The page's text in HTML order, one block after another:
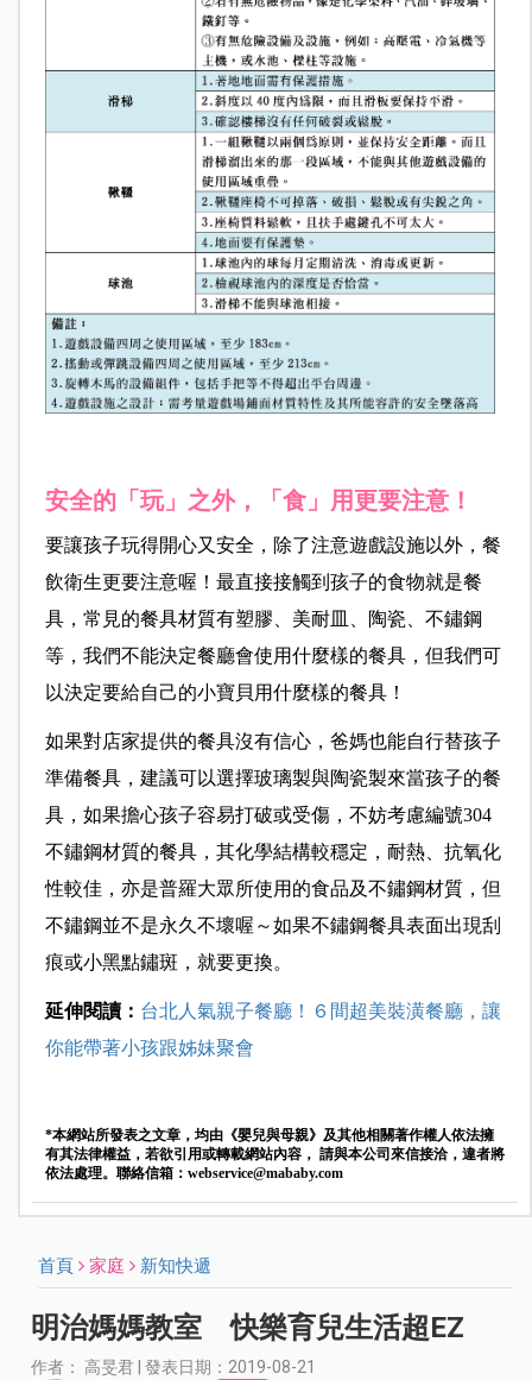
安全的「玩」之外，「食」用更要注意！
要讓孩子玩得開心又安全，除了注意遊戲設施以外，餐
飲衛生更要注意喔！最直接接觸到孩子的食物就是餐
具，常見的餐具材質有塑膠、美耐皿、陶瓷、不鏽鋼
等，我們不能決定餐廳會使用什麼樣的餐具，但我們可
以決定要給自己的小寶貝用什麼樣的餐具！
如果對店家提供的餐具沒有信心，爸媽也能自行替孩子
準備餐具，建議可以選擇玻璃製與陶瓷製來當孩子的餐
具，如果擔心孩子容易打破或受傷，不妨考慮編號304
不鏽鋼材質的餐具，其化學結構較穩定，耐熱、抗氧化
性較佳，亦是普羅大眾所使用的食品及不鏽鋼材質，但
不鏽鋼並不是永久不壞喔～如果不鏽鋼餐具表面出現刮
痕或小黑點鏽斑，就要更換。
延伸閱讀： 台北人氣親子餐廳！６間超美裝潢餐廳，讓
你能帶著小孩跟姊妹聚會
*本網站所發表之文章，均由《嬰兒與母親》及其他相關著作權人依法擁
有其法律權益，若欲引用或轉載網站內容， 請與本公司來信接洽，違者將
依法處理。聯絡信箱： webservice@mababy.com
首頁 家庭 新知快遞
明治媽媽教室 快樂育兒生活超EZ
作者： 高旻君 | 發表日期：2019-08-21